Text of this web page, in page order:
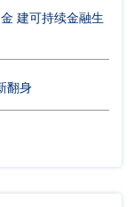
建可持续金融生
翻身